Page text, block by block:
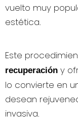
vuelto muy
estética.
Este
recuperación y
lo convierte en
desean
invasiva.